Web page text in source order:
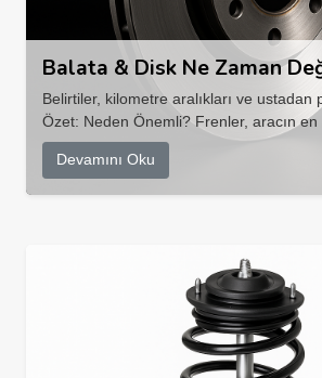
Balata & Disk Ne Zaman
Belirtiler, kilometre aralıkları ve ustadan
Özet: Neden Önemli? Frenler, aracın en
Devamını Oku